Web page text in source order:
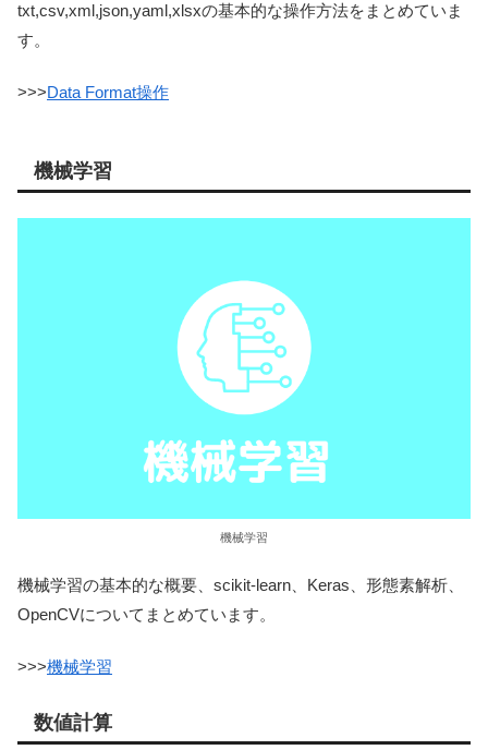
txt,csv,xml,json,yaml,xlsxの基本的な操作方法をまとめていま
す。
>>>Data Format操作
機械学習
機械学習
機械学習の基本的な概要、scikit-learn、Keras、形態素解析、
OpenCVについてまとめています。
>>>機械学習
数値計算